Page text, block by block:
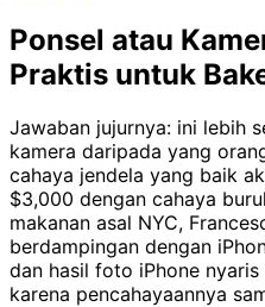
Ponsel atau
Praktis untuk
Jawaban jujurnya: ini lebih
kamera daripada yang
cahaya jendela yang baik
$3,000 dengan cahaya
makanan asal NYC,
berdampingan dengan
dan hasil foto iPhone
karena pencahayaannya